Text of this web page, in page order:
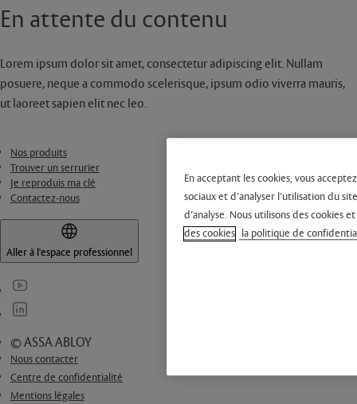
En attente du contenu
Lorem ipsum dolor sit amet, consectetur adipiscing elit. Nullam
posuere, neque a commodo scelerisque, ipsum odio viverra mauris,
ut laoreet sapien elit nec leo.
Nos produits
Trouver un serrurier
Je reproduis ma clé
Contactez-nous
Aller à l'espace professionnel
© ASSA ABLOY
Nous contacter
Centre de confidentialité
Mentions légales
En acceptant les cookies, vous
sociaux et d’analyser l’utilisation du
d’analyse. Nous utilisons des cookies
des cookies la politique de